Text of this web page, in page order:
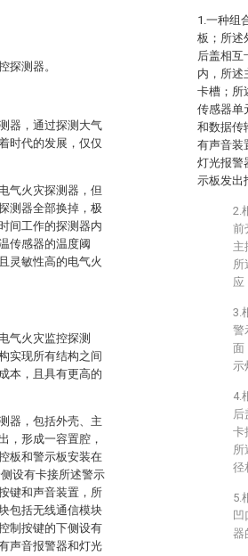
探测器。
器，通过探测大气
时代的发展，仅仅
气火灾探测器，但
测器全部换掉，极
间工作的探测器内
传感器的温度阈
灵敏性高的电气火
气火灾监控探测
实现所有结构之间
本，且具有更高的
器，包括外壳、主
，形成一容置腔，
板和警示板安装在
设有卡接所述警示
键和声音装置，所
包括无线通信模块
制按键的下侧设有
声音报警器和灯光
1.一种组
板；所述
后盖相互
内，所述
卡槽；所
传感器单
和数据传
有声音装
灯光报警
示板发出
2.
前
主
所
应
3.
警
面
示
4.
后
卡
所
径
5.
器